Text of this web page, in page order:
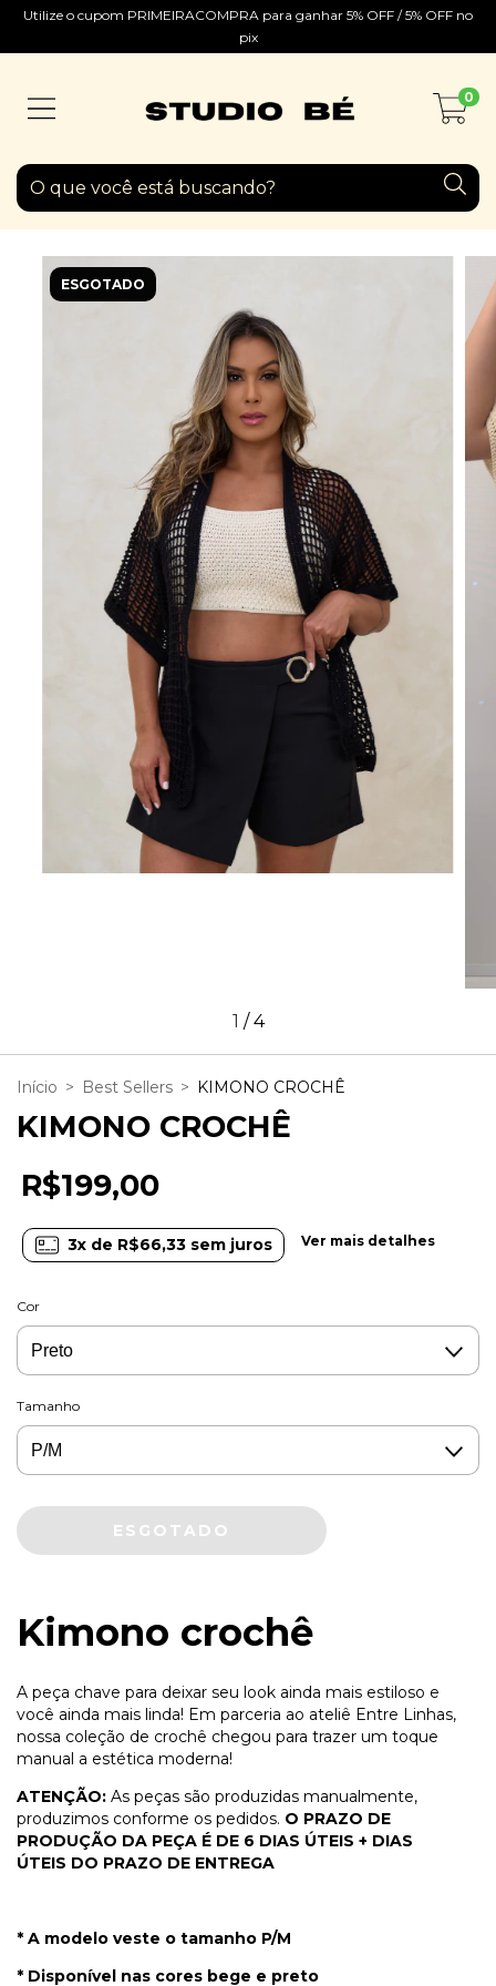
Utilize o cupom PRIMEIRACOMPRA para ganhar 5% OFF / 5% OFF no
pix
0
ESGOTADO
1 /4
Início > Best Sellers > KIMONO CROCHÊ
KIMONO CROCHÊ
R$199,00
3x de R$66,33sem juros Ver mais detalhes
Cor
Tamanho
Kimono crochê
A peça chave para deixar seu look ainda mais estiloso e
você ainda mais linda! Em parceria ao ateliê Entre Linhas,
nossa coleção de crochê chegou para trazer um toque
manual a estética moderna!
ATENÇÃO: As peças são produzidas manualmente,
produzimos conforme os pedidos. O PRAZO DE
PRODUÇÃO DA PEÇA É DE 6 DIAS ÚTEIS + DIAS
ÚTEIS DO PRAZO DE ENTREGA
* A modelo veste o tamanho P/M
* Disponível nas cores bege e preto